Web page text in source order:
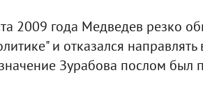
2009 года Медведев резко
и отказался
Зурабова послом был